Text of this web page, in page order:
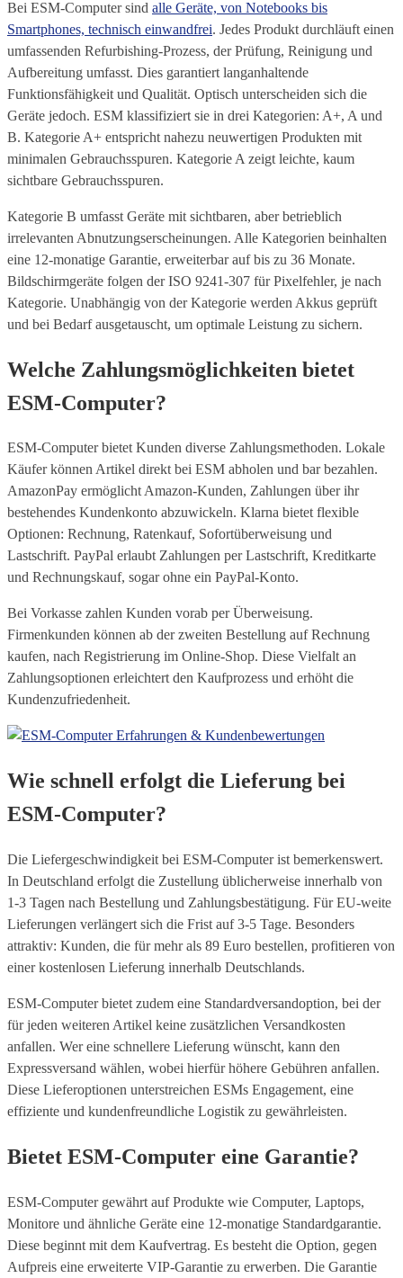
Bei ESM-Computer sind alle Geräte, von Notebooks bis
Smartphones, technisch einwandfrei. Jedes Produkt durchläuft einen
umfassenden Refurbishing-Prozess, der Prüfung, Reinigung und
Aufbereitung umfasst. Dies garantiert langanhaltende
Funktionsfähigkeit und Qualität. Optisch unterscheiden sich die
Geräte jedoch. ESM klassifiziert sie in drei Kategorien: A+, A und
B. Kategorie A+ entspricht nahezu neuwertigen Produkten mit
minimalen Gebrauchsspuren. Kategorie A zeigt leichte, kaum
sichtbare Gebrauchsspuren.
Kategorie B umfasst Geräte mit sichtbaren, aber betrieblich
irrelevanten Abnutzungserscheinungen. Alle Kategorien beinhalten
eine 12-monatige Garantie, erweiterbar auf bis zu 36 Monate.
Bildschirmgeräte folgen der ISO 9241-307 für Pixelfehler, je nach
Kategorie. Unabhängig von der Kategorie werden Akkus geprüft
und bei Bedarf ausgetauscht, um optimale Leistung zu sichern.
Welche Zahlungsmöglichkeiten bietet
ESM-Computer?
ESM-Computer bietet Kunden diverse Zahlungsmethoden. Lokale
Käufer können Artikel direkt bei ESM abholen und bar bezahlen.
AmazonPay ermöglicht Amazon-Kunden, Zahlungen über ihr
bestehendes Kundenkonto abzuwickeln. Klarna bietet flexible
Optionen: Rechnung, Ratenkauf, Sofortüberweisung und
Lastschrift. PayPal erlaubt Zahlungen per Lastschrift, Kreditkarte
und Rechnungskauf, sogar ohne ein PayPal-Konto.
Bei Vorkasse zahlen Kunden vorab per Überweisung.
Firmenkunden können ab der zweiten Bestellung auf Rechnung
kaufen, nach Registrierung im Online-Shop. Diese Vielfalt an
Zahlungsoptionen erleichtert den Kaufprozess und erhöht die
Kundenzufriedenheit.
Wie schnell erfolgt die Lieferung bei
ESM-Computer?
Die Liefergeschwindigkeit bei ESM-Computer ist bemerkenswert.
In Deutschland erfolgt die Zustellung üblicherweise innerhalb von
1-3 Tagen nach Bestellung und Zahlungsbestätigung. Für EU-weite
Lieferungen verlängert sich die Frist auf 3-5 Tage. Besonders
attraktiv: Kunden, die für mehr als 89 Euro bestellen, profitieren von
einer kostenlosen Lieferung innerhalb Deutschlands.
ESM-Computer bietet zudem eine Standardversandoption, bei der
für jeden weiteren Artikel keine zusätzlichen Versandkosten
anfallen. Wer eine schnellere Lieferung wünscht, kann den
Expressversand wählen, wobei hierfür höhere Gebühren anfallen.
Diese Lieferoptionen unterstreichen ESMs Engagement, eine
effiziente und kundenfreundliche Logistik zu gewährleisten.
Bietet ESM-Computer eine Garantie?
ESM-Computer gewährt auf Produkte wie Computer, Laptops,
Monitore und ähnliche Geräte eine 12-monatige Standardgarantie.
Diese beginnt mit dem Kaufvertrag. Es besteht die Option, gegen
Aufpreis eine erweiterte VIP-Garantie zu erwerben. Die Garantie